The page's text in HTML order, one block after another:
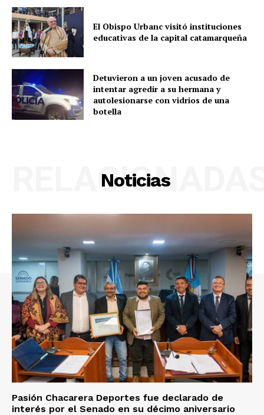
El Obispo Urbanc visitó instituciones
educativas de la capital catamarqueña
Detuvieron a un joven acusado de
intentar agredir a su hermana y
autolesionarse con vidrios de una
botella
Noticias
Pasión Chacarera Deportes fue declarado de
interés por el Senado en su décimo aniversario